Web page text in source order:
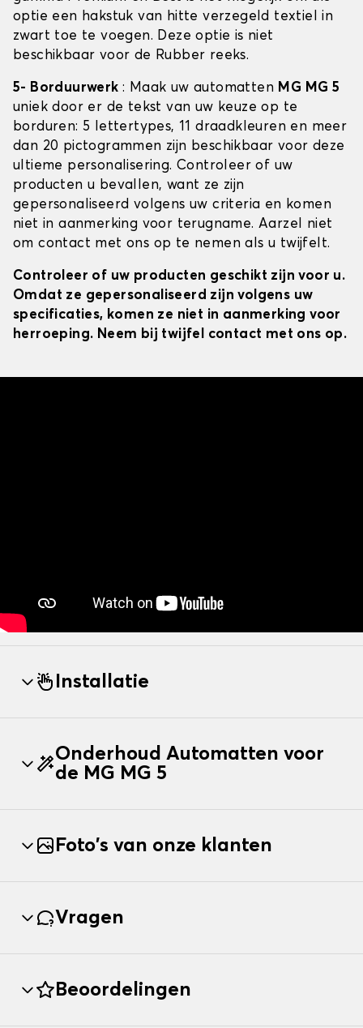
optie een hakstuk van hitte verzegeld textiel in
zwart toe te voegen. Deze optie is niet
beschikbaar voor de Rubber reeks.
5- Borduurwerk : Maak uw automatten MG MG 5
uniek door er de tekst van uw keuze op te
borduren: 5 lettertypes, 11 draadkleuren en meer
dan 20 pictogrammen zijn beschikbaar voor deze
ultieme personalisering. Controleer of uw
producten u bevallen, want ze zijn
gepersonaliseerd volgens uw criteria en komen
niet in aanmerking voor terugname. Aarzel niet
om contact met ons op te nemen als u twijfelt.
Controleer of uw producten geschikt zijn voor u.
Omdat ze gepersonaliseerd zijn volgens uw
specificaties, komen ze niet in aanmerking voor
herroeping. Neem bij twijfel contact met ons op.
Installatie
Onderhoud Automatten voor
de MG MG 5
Foto's van onze klanten
Vragen
Beoordelingen